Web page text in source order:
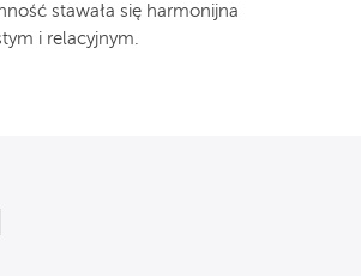
stawała się harmonijna
i relacyjnym.